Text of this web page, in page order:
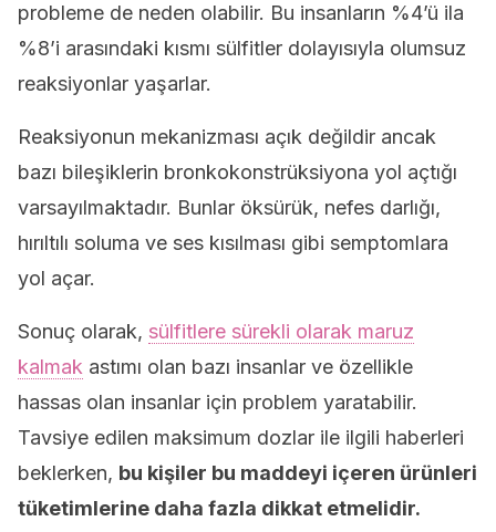
probleme de neden olabilir. Bu insanların %4’ü ila
%8’i arasındaki kısmı sülfitler dolayısıyla olumsuz
reaksiyonlar yaşarlar.
Reaksiyonun mekanizması açık değildir ancak
bazı bileşiklerin bronkokonstrüksiyona yol açtığı
varsayılmaktadır. Bunlar öksürük, nefes darlığı,
hırıltılı soluma ve ses kısılması gibi semptomlara
yol açar.
Sonuç olarak, sülfitlere sürekli olarak maruz
kalmak astımı olan bazı insanlar ve özellikle
hassas olan insanlar için problem yaratabilir.
Tavsiye edilen maksimum dozlar ile ilgili haberleri
beklerken, bu kişiler bu maddeyi içeren ürünleri
tüketimlerine daha fazla dikkat etmelidir.